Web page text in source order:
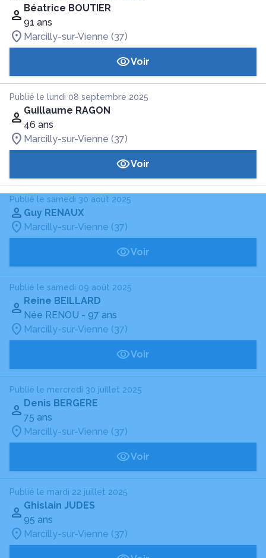
Béatrice BOUTIER
91 ans
Marcilly-sur-Vienne (37)
Voir
Publié le lundi 08 septembre 2025
Guillaume RAGON
46 ans
Marcilly-sur-Vienne (37)
Voir
Publié le samedi 30 août 2025
Guy RENAUX
Marcilly-sur-Vienne (37)
Voir
Publié le samedi 09 août 2025
Reine BEILLARD
Née RENOU - 97 ans
Marcilly-sur-Vienne (37)
Voir
Publié le mercredi 30 juillet 2025
Denis BERGERE
75 ans
Marcilly-sur-Vienne (37)
Voir
Publié le mardi 22 juillet 2025
Ghislain JUDES
95 ans
Marcilly-sur-Vienne (37)